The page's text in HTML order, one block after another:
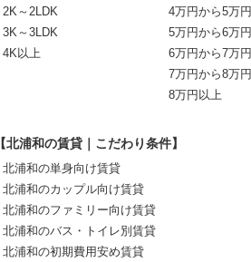
2K～2LDK
3K～3LDK
4K以上
4万円から5万円
5万円から6万円
6万円から7万円
7万円から8万円
8万円以上
【北浦和の賃貸｜こだわり条件】
北浦和の単身向け賃貸
北浦和のカップル向け賃貸
北浦和のファミリー向け賃貸
北浦和のバス・トイレ別賃貸
北浦和の初期費用安め賃貸